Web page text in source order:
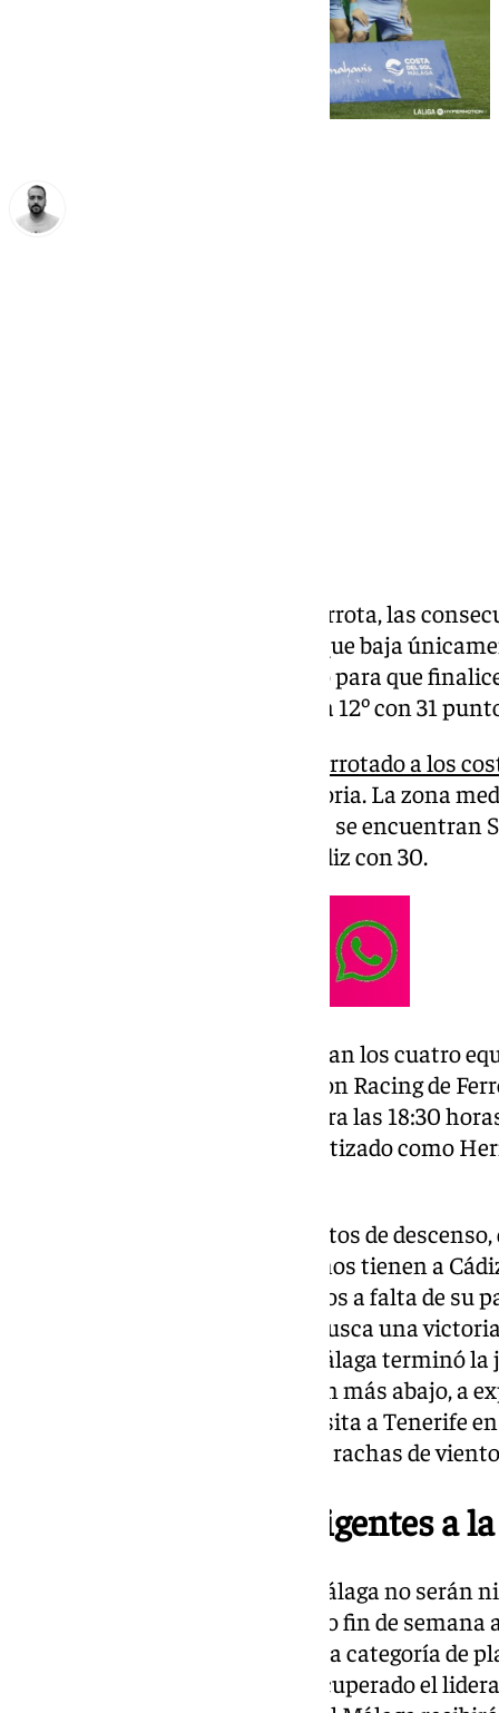
Dentro de lo que supone una derrota, las
pronunciadas para un Málaga que baja
clasificación. Restan un partido para que
División, pero el Málaga se sitúa 12º con 31
Zaragoza, quien ha derrotado a los
sobrepasa en la tabla clasificatoria. La zona
tras el Zaragoza (con 33 puntos) se encuentran
Albacete, con 31 y Córdoba y Cádiz con 30.
Un poco más abajo se encuentran los cuatro
encuentro. Los compromisos son Racing de
primer duelo estaba fechado para las 18:30
suspendido por el temporal bautizado como
El cuadro de Ferrol está en puestos de
cerca está de salir. Los alicantinos tienen a
directos. Ambos tienen 27 puntos a falta de su
Deportivo, que con 28 puntos, busca una
junto a Málaga y Albacete. El Málaga terminó
lugar y esta lo hace una posición más abajo, a
Deportivo de la Coruña en su visita a Tenerife
jornada 19 que fue aplazado por rachas de
Dos compromisos exigentes a
Los dos próximos partidos el Málaga no serán
malaguistas viajarán el próximo fin de
Racing, que es el nuevo líder de la categoría
Albacete. Los cántabros han recuperado el